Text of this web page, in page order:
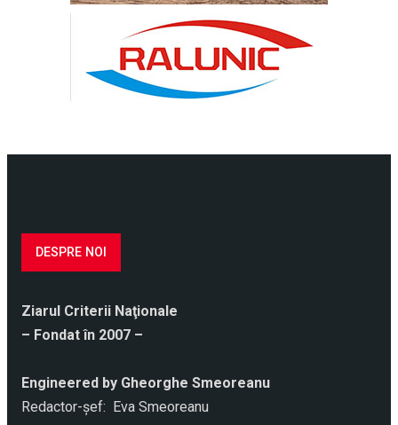
DESPRE NOI
Ziarul Criterii Naţionale
– Fondat în 2007 –
Engineered by Gheorghe Smeoreanu
Redactor-şef: Eva Smeoreanu